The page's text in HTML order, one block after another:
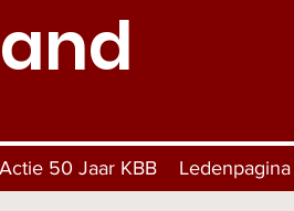
Actie 50 Jaar KBB Ledenpagina